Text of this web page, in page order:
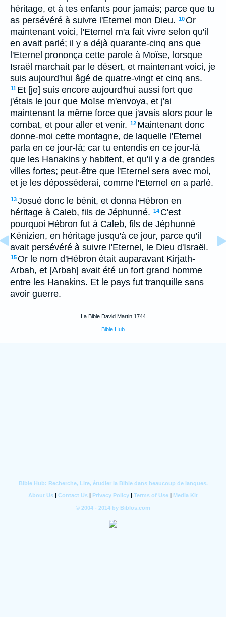
héritage, et à tes enfants pour jamais; parce que tu
as persévéré à suivre l'Eternel mon Dieu. 10Or
maintenant voici, l'Eternel m'a fait vivre selon qu'il
en avait parlé; il y a déjà quarante-cinq ans que
l'Eternel prononça cette parole à Moïse, lorsque
Israël marchait par le désert, et maintenant voici, je
suis aujourd'hui âgé de quatre-vingt et cinq ans.
11 Et [je] suis encore aujourd'hui aussi fort que
j'étais le jour que Moïse m'envoya, et j'ai
maintenant la même force que j'avais alors pour le
combat, et pour aller et venir. 12 Maintenant donc
donne-moi cette montagne, de laquelle l'Eternel
parla en ce jour-là; car tu entendis en ce jour-là
que les Hanakins y habitent, et qu'il y a de grandes
villes fortes; peut-être que l'Eternel sera avec moi,
et je les déposséderai, comme l'Eternel en a parlé.
13Josué donc le bénit, et donna Hébron en
héritage à Caleb, fils de Jéphunné. 14 C'est
pourquoi Hébron fut à Caleb, fils de Jéphunné
Kénizien, en héritage jusqu'à ce jour, parce qu'il
avait persévéré à suivre l'Eternel, le Dieu d'Israël.
15Or le nom d'Hébron était auparavant Kirjath-
Arbah, et [Arbah] avait été un fort grand homme
entre les Hanakins. Et le pays fut tranquille sans
avoir guerre.
La Bible David Martin 1744
Bible Hub